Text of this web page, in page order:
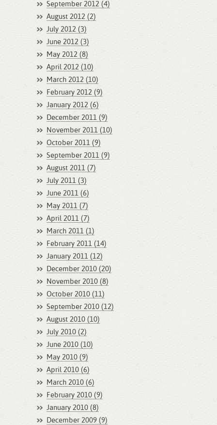
September 2012 (4)
August 2012 (2)
July 2012 (3)
June 2012 (3)
May 2012 (8)
April 2012 (10)
March 2012 (10)
February 2012 (9)
January 2012 (6)
December 2011 (9)
November 2011 (10)
October 2011 (9)
September 2011 (9)
August 2011 (7)
July 2011 (3)
June 2011 (6)
May 2011 (7)
April 2011 (7)
March 2011 (1)
February 2011 (14)
January 2011 (12)
December 2010 (20)
November 2010 (8)
October 2010 (11)
September 2010 (12)
August 2010 (10)
July 2010 (2)
June 2010 (10)
May 2010 (9)
April 2010 (6)
March 2010 (6)
February 2010 (9)
January 2010 (8)
December 2009 (9)